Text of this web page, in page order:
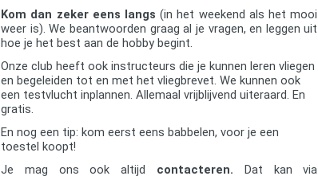
Kom dan zeker eens langs (in het weekend als het mooi
weer is). We beantwoorden graag al je vragen, en leggen uit
hoe je het best aan de hobby begint.
Onze club heeft ook instructeurs die je kunnen leren vliegen
en begeleiden tot en met het vliegbrevet. We kunnen ook
een testvlucht inplannen. Allemaal vrijblijvend uiteraard. En
gratis.
En nog een tip: kom eerst eens babbelen, voor je een
toestel koopt!
Je mag ons ook altijd contacteren. Dat kan via